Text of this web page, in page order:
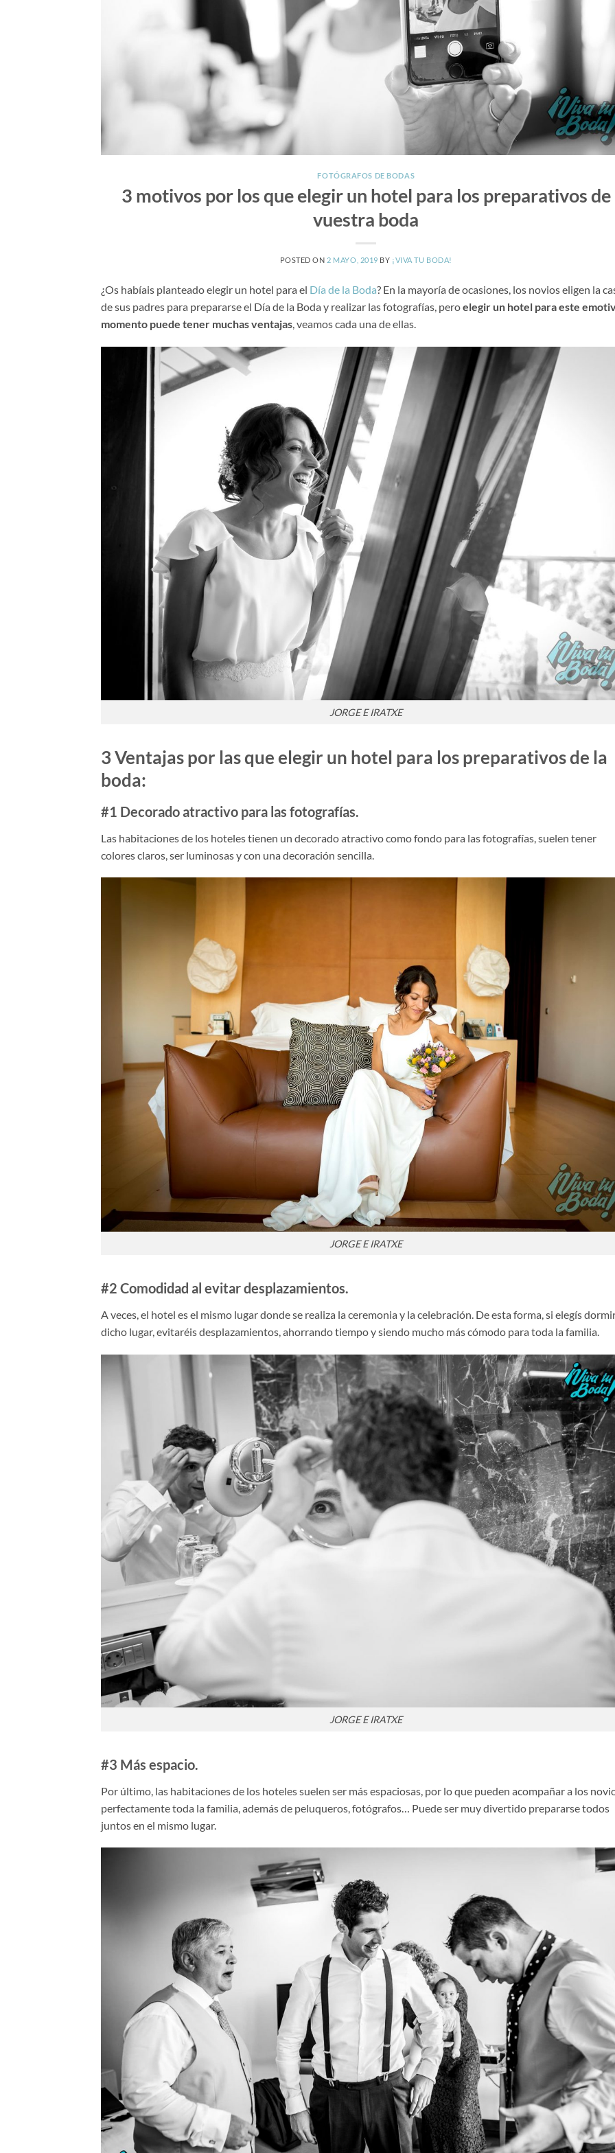
FOTÓGRAFOS DE BODAS
3 motivos por los que elegir un hotel para los preparativos de
vuestra boda
POSTED ON 2 MAYO, 2019 BY ¡VIVA TU BODA!
¿Os habíais planteado elegir un hotel para el Día de la Boda? En la mayoría de ocasiones, los novios eligen la
de sus padres para prepararse el Día de la Boda y realizar las fotografías, peroelegir un hotel para este
momento puede tener muchas ventajas, veamos cada una de ellas.
JORGE E IRATXE
3 Ventajas por las que elegir un hotel para los preparativos de la
boda:
#1 Decorado atractivo para las fotografías.
Las habitaciones de los hoteles tienen un decorado atractivo como fondo para las fotografías, suelen tener
colores claros, ser luminosas y con una decoración sencilla.
JORGE E IRATXE
#2 Comodidad al evitar desplazamientos.
A veces, el hotel es el mismo lugar donde se realiza la ceremonia y la celebración. De esta forma, si elegís
dicho lugar, evitaréis desplazamientos, ahorrando tiempo y siendo mucho más cómodo para toda la familia.
JORGE E IRATXE
#3 Más espacio.
Por último, las habitaciones de los hoteles suelen ser más espaciosas, por lo que pueden acompañar a los
perfectamente toda la familia, además de peluqueros, fotógrafos… Puede ser muy divertido prepararse todos
juntos en el mismo lugar.